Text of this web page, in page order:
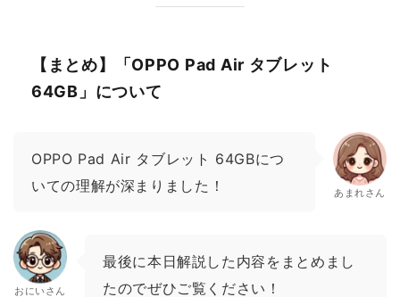
【まとめ】「OPPO Pad Air タブレット
64GB」について
OPPO Pad Air タブレット 64GBにつ
いての理解が深まりました！
あまれさん
おにいさん
最後に本日解説した内容をまとめまし
たのでぜひご覧ください！